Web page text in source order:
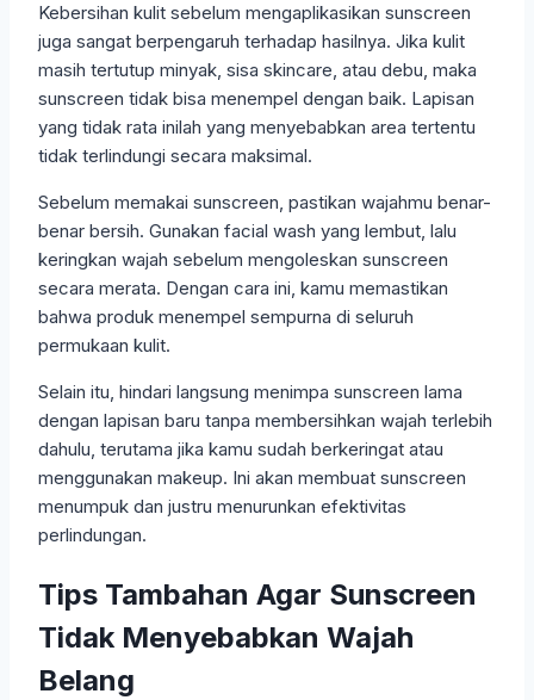
Kebersihan kulit sebelum mengaplikasikan sunscreen
juga sangat berpengaruh terhadap hasilnya. Jika kulit
masih tertutup minyak, sisa skincare, atau debu, maka
sunscreen tidak bisa menempel dengan baik. Lapisan
yang tidak rata inilah yang menyebabkan area tertentu
tidak terlindungi secara maksimal.
Sebelum memakai sunscreen, pastikan wajahmu benar-
benar bersih. Gunakan facial wash yang lembut, lalu
keringkan wajah sebelum mengoleskan sunscreen
secara merata. Dengan cara ini, kamu memastikan
bahwa produk menempel sempurna di seluruh
permukaan kulit.
Selain itu, hindari langsung menimpa sunscreen lama
dengan lapisan baru tanpa membersihkan wajah terlebih
dahulu, terutama jika kamu sudah berkeringat atau
menggunakan makeup. Ini akan membuat sunscreen
menumpuk dan justru menurunkan efektivitas
perlindungan.
Tips Tambahan Agar Sunscreen
Tidak Menyebabkan Wajah
Belang